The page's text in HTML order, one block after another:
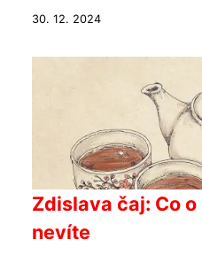
30. 12. 2024
Zdislava čaj: Co
nevíte